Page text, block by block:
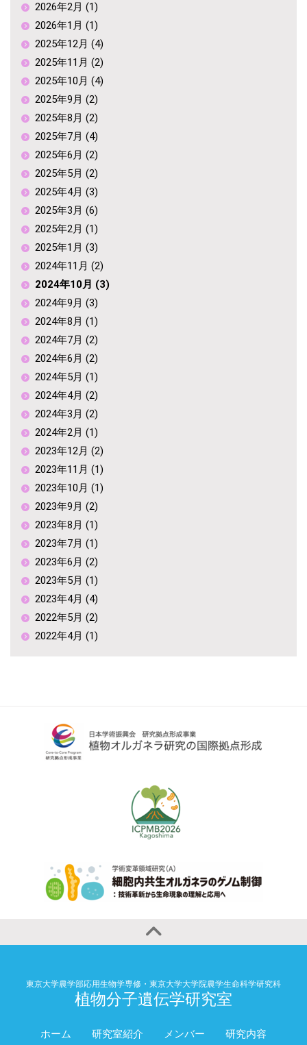
2026年2月 (1)
2026年1月 (1)
2025年12月 (4)
2025年11月 (2)
2025年10月 (4)
2025年9月 (2)
2025年8月 (2)
2025年7月 (4)
2025年6月 (2)
2025年5月 (2)
2025年4月 (3)
2025年3月 (6)
2025年2月 (1)
2025年1月 (3)
2024年11月 (2)
2024年10月 (3)
2024年9月 (3)
2024年8月 (1)
2024年7月 (2)
2024年6月 (2)
2024年5月 (1)
2024年4月 (2)
2024年3月 (2)
2024年2月 (1)
2023年12月 (2)
2023年11月 (1)
2023年10月 (1)
2023年9月 (2)
2023年8月 (1)
2023年7月 (1)
2023年6月 (2)
2023年5月 (1)
2023年4月 (4)
2022年5月 (2)
2022年4月 (1)
東京大学農学部応用生物学専修・東京大学大学院農学生命科学研究科
植物分子遺伝学研究室
ホーム 研究室紹介 メンバー 研究内容